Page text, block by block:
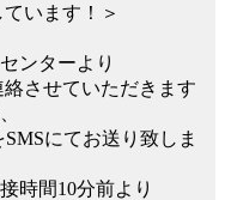
います！＞
ンターより
させていただきます
にてお送り致しま
時間10分前より